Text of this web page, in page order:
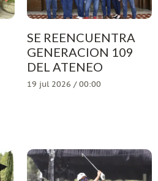
SE REENCUENTRA
GENERACION 109
DEL ATENEO
19 jul 2026 / 00:00